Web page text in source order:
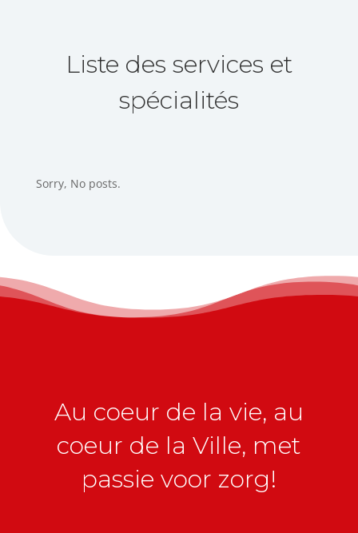
Liste des services et
spécialités
Sorry, No posts.
Au coeur de la vie, au
coeur de la Ville, met
passie voor zorg!